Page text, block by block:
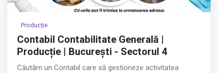
Producție
Contabil Contabilitate Generală |
Producție | București - Sectorul 4
Căutăm un Contabil care să gestioneze activitatea